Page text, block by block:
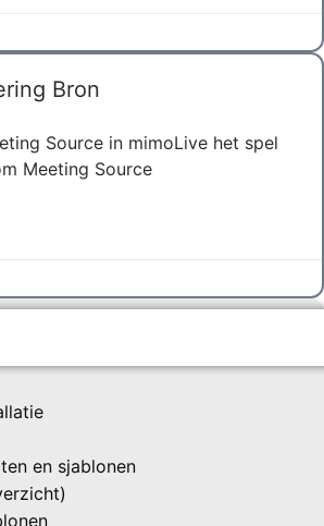
en sjablonen
Bron
Source in mimoLive het spel
Meeting Source